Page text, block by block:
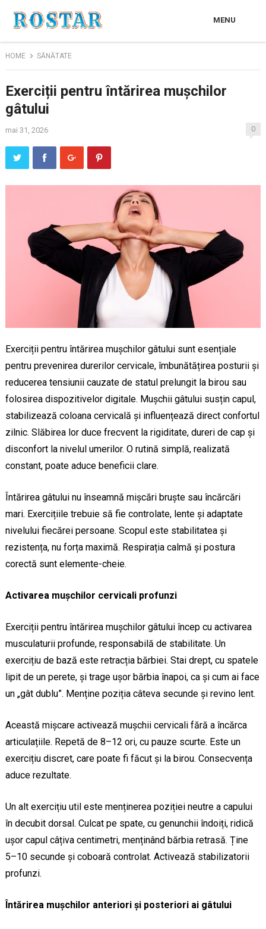
MENU
HOME SĂNĂTATE
Exerciții pentru întărirea mușchilor
gâtului
mai 31, 2026 0
Exerciții pentru întărirea mușchilor gâtului sunt esențiale
pentru prevenirea durerilor cervicale, îmbunătățirea posturii și
reducerea tensiunii cauzate de statul prelungit la birou sau
folosirea dispozitivelor digitale. Mușchii gâtului susțin capul,
stabilizează coloana cervicală și influențează direct confortul
zilnic. Slăbirea lor duce frecvent la rigiditate, dureri de cap și
disconfort la nivelul umerilor. O rutină simplă, realizată
constant, poate aduce beneficii clare.
Întărirea gâtului nu înseamnă mișcări bruște sau încărcări
mari. Exercițiile trebuie să fie controlate, lente și adaptate
nivelului fiecărei persoane. Scopul este stabilitatea și
rezistența, nu forța maximă. Respirația calmă și postura
corectă sunt elemente-cheie.
Activarea mușchilor cervicali profunzi
Exerciții pentru întărirea mușchilor gâtului încep cu activarea
musculaturii profunde, responsabilă de stabilitate. Un
exercițiu de bază este retracția bărbiei. Stai drept, cu spatele
lipit de un perete, și trage ușor bărbia înapoi, ca și cum ai face
un „gât dublu”. Menține poziția câteva secunde și revino lent.
Această mișcare activează mușchii cervicali fără a încărca
articulațiile. Repetă de 8–12 ori, cu pauze scurte. Este un
exercițiu discret, care poate fi făcut și la birou. Consecvența
aduce rezultate.
Un alt exercițiu util este menținerea poziției neutre a capului
în decubit dorsal. Culcat pe spate, cu genunchii îndoiți, ridică
ușor capul câțiva centimetri, menținând bărbia retrasă. Ține
5–10 secunde și coboară controlat. Activează stabilizatorii
profunzi.
Întărirea mușchilor anteriori și posteriori ai gâtului